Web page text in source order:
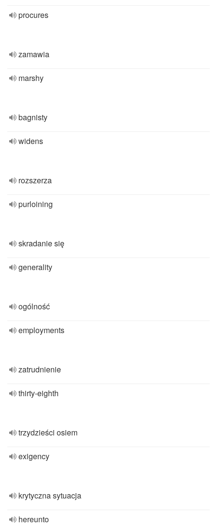
procures
zamawia
marshy
bagnisty
widens
rozszerza
purloining
skradanie się
generality
ogólność
employments
zatrudnienie
thirty-eighth
trzydzieści osiem
exigency
krytyczna sytuacja
hereunto